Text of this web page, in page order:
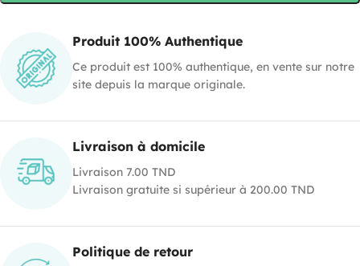
Produit 100% Authentique
Ce produit est 100% authentique, en vente sur notre
site depuis la marque originale.
Livraison à domicile
Livraison 7.00 TND
Livraison gratuite si supérieur à 200.00 TND
Politique de retour